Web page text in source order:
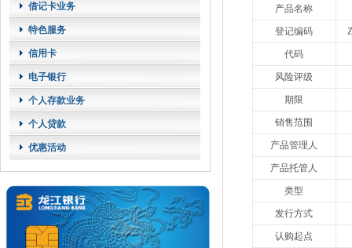
借记卡业务
特色服务
信用卡
电子银行
个人存款业务
个人贷款
优惠活动
产品名称
登记编码
代码
风险评级
期限
销售范围
产品管理人
产品托管人
类型
发行方式
认购起点